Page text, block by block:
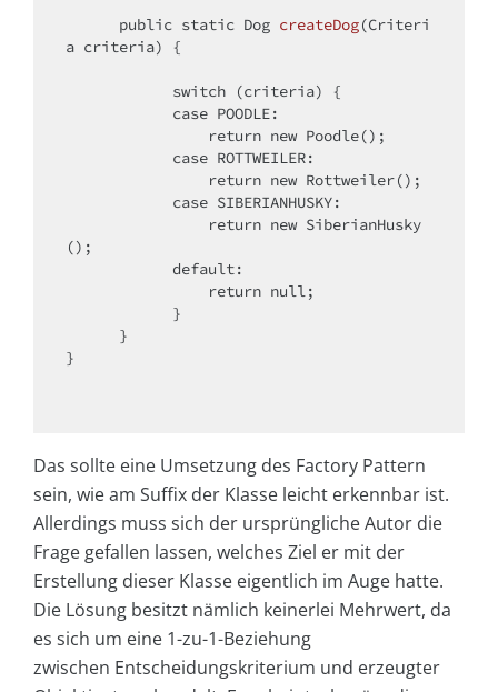
public static Dog createDog(Criteri
a criteria)
{
switch (criteria) {
case POODLE:
return new Poodle();
case ROTTWEILER:
return new Rottweiler();
case SIBERIANHUSKY:
return new SiberianHusky
();
default:
return null;
}
Das sollte eine Umsetzung des Factory Pattern
sein, wie am Suffix der Klasse leicht erkennbar ist.
Allerdings muss sich der ursprüngliche Autor die
Frage gefallen lassen, welches Ziel er mit der
Erstellung dieser Klasse eigentlich im Auge hatte.
Die Lösung besitzt nämlich keinerlei Mehrwert, da
es sich um eine 1-zu-1-Beziehung
zwischen Entscheidungskriterium und erzeugter